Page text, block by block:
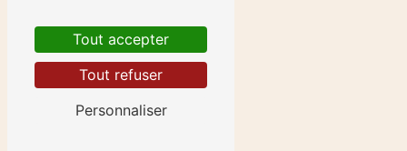
Tout accepter
Tout refuser
Personnaliser